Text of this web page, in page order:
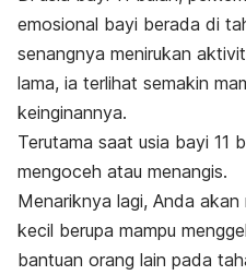
emosional bayi berada di
senangnya menirukan
lama, ia terlihat semakin
keinginannya.
Terutama saat usia bayi 11
mengoceh atau menangis.
Menariknya lagi, Anda
kecil berupa mampu
bantuan orang lain pada